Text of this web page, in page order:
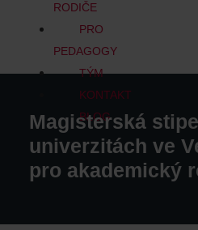
RODIČE
PRO
PEDAGOGY
TÝM
KONTAKT
BLOG
Magisterská
univerzitách ve
pro akademický